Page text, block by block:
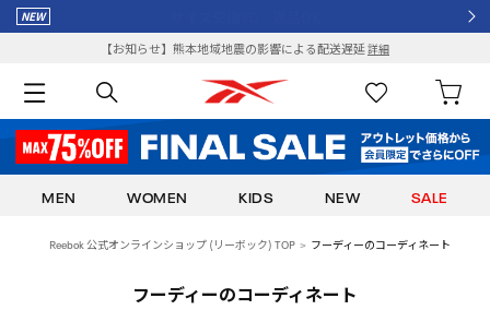
【お知らせ】熊本地域地震の影響による配送遅延詳細
MEN WOMEN KIDS NEW SALE
Reebok 公式オンラインショップ (リーボック) TOP フーディーのコーディネート
フーディーのコーディネート